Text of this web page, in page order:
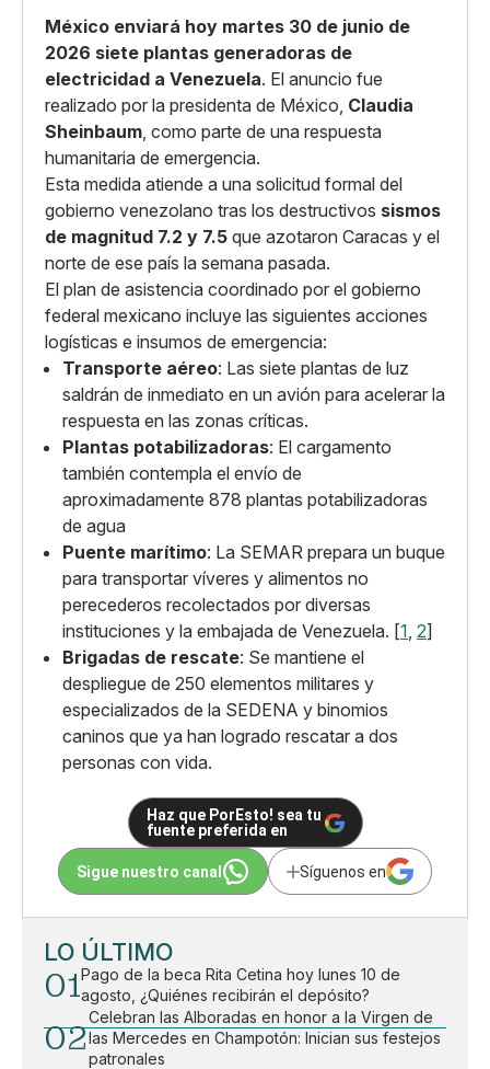
México enviará hoy martes 30 de junio de
2026 siete plantas generadoras de
electricidad a Venezuela. El anuncio fue
realizado por la presidenta de México, Claudia
Sheinbaum, como parte de una respuesta
humanitaria de emergencia.
Esta medida atiende a una solicitud formal del
gobierno venezolano tras los destructivos sismos
de magnitud 7.2 y 7.5 que azotaron Caracas y el
norte de ese país la semana pasada.
El plan de asistencia coordinado por el gobierno
federal mexicano incluye las siguientes acciones
logísticas e insumos de emergencia:
Transporte aéreo: Las siete plantas de luz
saldrán de inmediato en un avión para acelerar la
respuesta en las zonas críticas.
Plantas potabilizadoras: El cargamento
también contempla el envío de
aproximadamente 878 plantas potabilizadoras
de agua
Puente marítimo: La SEMAR prepara un buque
para transportar víveres y alimentos no
perecederos recolectados por diversas
instituciones y la embajada de Venezuela. [1, 2]
Brigadas de rescate: Se mantiene el
despliegue de 250 elementos militares y
especializados de la SEDENA y binomios
caninos que ya han logrado rescatar a dos
personas con vida.
Haz que PorEsto! sea tu
fuente preferida en
Sigue nuestro canal Síguenos en
LO ÚLTIMO
01Pago de la beca Rita Cetina hoy lunes 10 de
agosto, ¿Quiénes recibirán el depósito?
02
Celebran las Alboradas en honor a la Virgen de
las Mercedes en Champotón: Inician sus festejos
patronales